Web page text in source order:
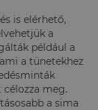
is elérhető,
a
például a
a tünetekhez
célozza meg.
a sima